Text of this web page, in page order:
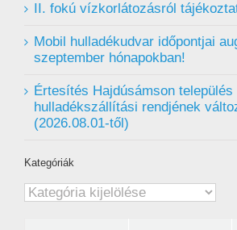
II. fokú vízkorlátozásról
Mobil hulladékudvar ️időpontjai
szeptember hónapokban!
Értesítés Hajdúsámson település
hulladékszállítási rendjének
(2026.08.01-től)
Kategóriák
Kategóriák